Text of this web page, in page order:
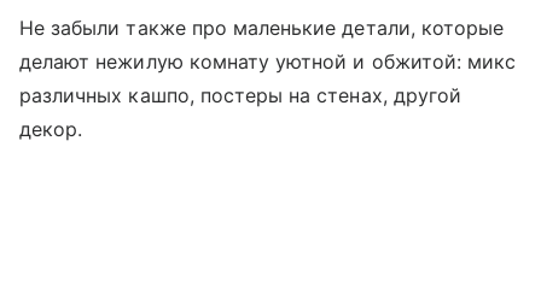
Не забыли также про маленькие детали, которые
делают нежилую комнату уютной и обжитой: микс
различных кашпо, постеры на стенах, другой
декор.